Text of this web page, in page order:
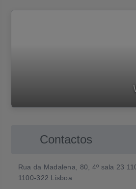
Contactos
Rua da Madalena, 80, 4º sala 23
1100-322 Lisboa